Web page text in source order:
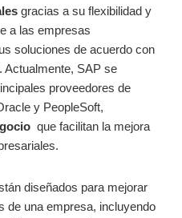
gracias a su flexibilidad y
a las empresas
soluciones de acuerdo con
SAP se
proveedores⁢ de
​y PeopleSoft,​
⁢ que⁣ facilitan la mejora
diseñados para⁤ mejorar
de ⁢una empresa,⁢ incluyendo